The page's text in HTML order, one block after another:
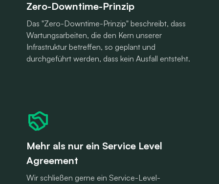
Zero-Downtime-Prinzip
Das "Zero-Downtime-Prinzip" beschreibt, dass
Wartungsarbeiten, die den Kern unserer
Infrastruktur betreffen, so geplant und
durchgeführt werden, dass kein Ausfall entsteht.
Mehr als nur ein Service Level
Agreement
Wir schließen gerne ein Service-Level-